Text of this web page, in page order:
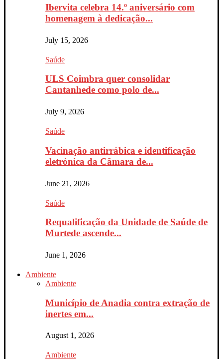
Ibervita celebra 14.º aniversário com
homenagem à dedicação...
July 15, 2026
Saúde
ULS Coimbra quer consolidar
Cantanhede como polo de...
July 9, 2026
Saúde
Vacinação antirrábica e identificação
eletrónica da Câmara de...
June 21, 2026
Saúde
Requalificação da Unidade de Saúde de
Murtede ascende...
June 1, 2026
Ambiente
Ambiente
Município de Anadia contra extração de
inertes em...
August 1, 2026
Ambiente